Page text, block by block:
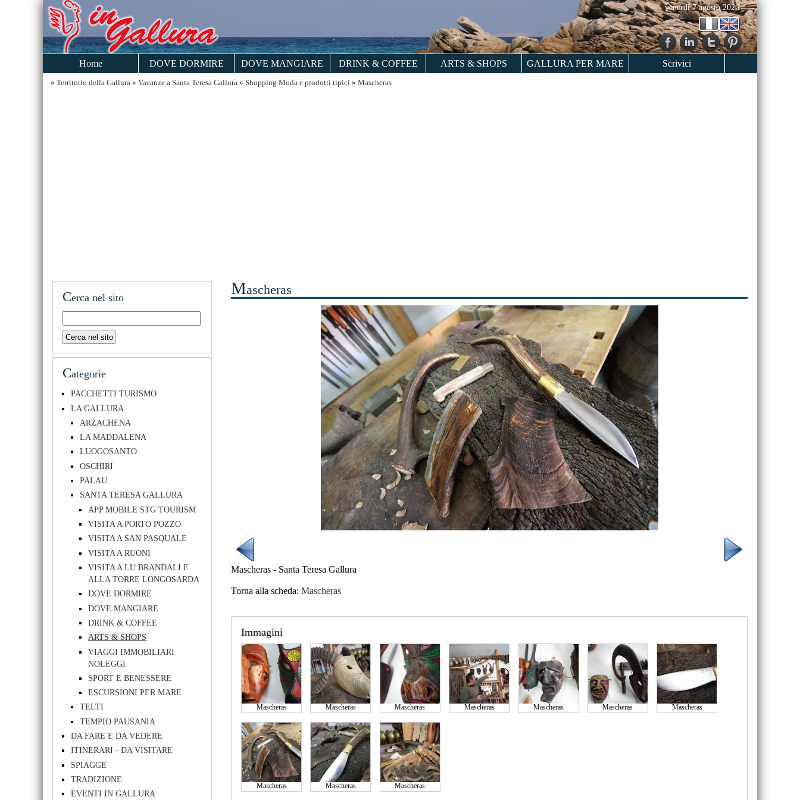
venerdì 7 agosto 2026
Home DOVE DORMIRE DOVE MANGIARE DRINK & COFFEE ARTS & SHOPS GALLURA PER MARE Scrivici
» Territorio della Gallura » Vacanze a Santa Teresa Gallura » Shopping Moda e prodotti tipici » Mascheras
Mascheras
Mascheras - Santa Teresa Gallura
Torna alla scheda: Mascheras
Immagini
Mascheras Mascheras Mascheras Mascheras Mascheras Mascheras Mascheras
Mascheras Mascheras Mascheras
Cerca nel sito
Categorie
PACCHETTI TURISMO
LA GALLURA
ARZACHENA
LA MADDALENA
LUOGOSANTO
OSCHIRI
PALAU
SANTA TERESA GALLURA
APP MOBILE STG TOURISM
VISITA A PORTO POZZO
VISITA A SAN PASQUALE
VISITA A RUONI
VISITA A LU BRANDALI E
ALLA TORRE LONGOSARDA
DOVE DORMIRE
DOVE MANGIARE
DRINK & COFFEE
ARTS & SHOPS
VIAGGI IMMOBILIARI
NOLEGGI
SPORT E BENESSERE
ESCURSIONI PER MARE
TELTI
TEMPIO PAUSANIA
DA FARE E DA VEDERE
ITINERARI - DA VISITARE
SPIAGGE
TRADIZIONE
EVENTI IN GALLURA